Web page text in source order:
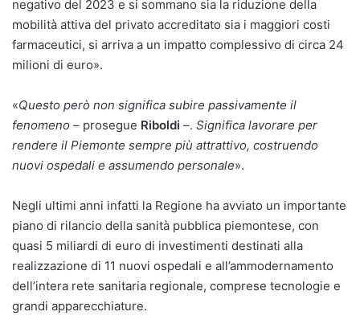
negativo del 2023 e si sommano sia la riduzione della
mobilità attiva del privato accreditato sia i maggiori costi
farmaceutici, si arriva a un impatto complessivo di circa 24
milioni di euro».
«Questo però non significa subire passivamente il
fenomeno – prosegue Riboldi –. Significa lavorare per
rendere il Piemonte sempre più attrattivo, costruendo
nuovi ospedali e assumendo personale».
Negli ultimi anni infatti la Regione ha avviato un importante
piano di rilancio della sanità pubblica piemontese, con
quasi 5 miliardi di euro di investimenti destinati alla
realizzazione di 11 nuovi ospedali e all’ammodernamento
dell’intera rete sanitaria regionale, comprese tecnologie e
grandi apparecchiature.